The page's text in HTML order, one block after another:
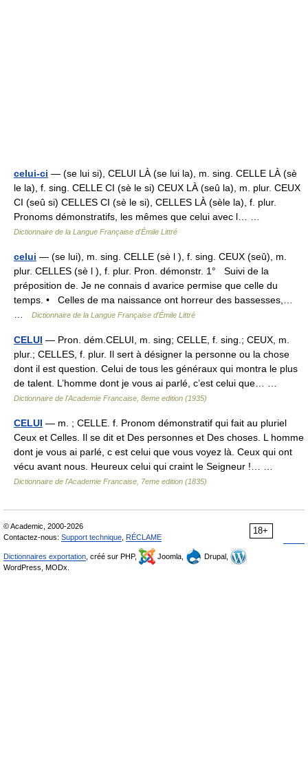
celui-ci — (se lui si), CELUI LÀ (se lui la), m. sing. CELLE LÀ (sè
le la), f. sing. CELLE CI (sè le si) CEUX LÀ (seû la), m. plur. CEUX
CI (seû si) CELLES CI (sè le si), CELLES LÀ (sèle la), f. plur.
Pronoms démonstratifs, les mêmes que celui avec l… …
Dictionnaire de la Langue Française d'Émile Littré
celui — (se lui), m. sing. CELLE (sè l ), f. sing. CEUX (seû), m.
plur. CELLES (sè l ), f. plur. Pron. démonstr. 1° Suivi de la
préposition de. Je ne connais d avarice permise que celle du
temps. • Celles de ma naissance ont horreur des bassesses,…
…
Dictionnaire de la Langue Française d'Émile Littré
CELUI — Pron. dém.CELUI, m. sing; CELLE, f. sing.; CEUX, m.
plur.; CELLES, f. plur. Il sert à désigner la personne ou la chose
dont il est question. Celui de tous les généraux qui montra le plus
de talent. L’homme dont je vous ai parlé, c’est celui que… …
Dictionnaire de l'Academie Francaise, 8eme edition (1935)
CELUI — m. ; CELLE. f. Pronom démonstratif qui fait au pluriel
Ceux et Celles. Il se dit et Des personnes et Des choses. L homme
dont je vous ai parlé, c est celui que vous voyez là. Ceux qui ont
vécu avant nous. Heureux celui qui craint le Seigneur !… …
Dictionnaire de l'Academie Francaise, 7eme edition (1835)
18+
© Academic, 2000-2026
Contactez-nous: Support technique RÉCLAME
Dictionnaires exportation , créé sur PHP, Joomla,
Drupal,
WordPress, MODx.